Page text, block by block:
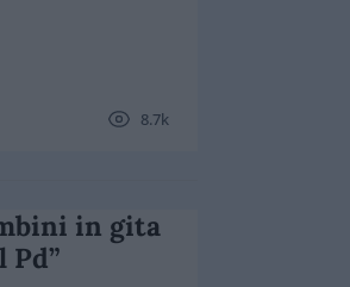
8.7k
in gita
Pd”